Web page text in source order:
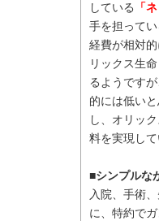
している 「
手を担って
経費が相対
リックス生
るようです
的には低い
し、オリッ
料を実現して
■シンプルな
入院、手術
に、特約で